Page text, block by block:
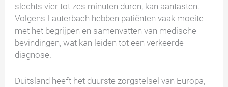
slechts vier tot zes minuten duren, kan aantasten.
Volgens Lauterbach hebben patiënten vaak moeite
met het begrijpen en samenvatten van medische
bevindingen, wat kan leiden tot een verkeerde
diagnose.
Duitsland heeft het duurste zorgstelsel van Europa,